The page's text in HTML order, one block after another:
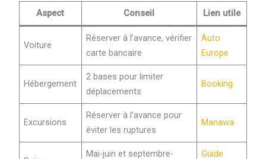
Aspect Conseil Lien utile
Voiture
Réserver à l’avance, vérifier
carte bancaire
Auto
Europe
Hébergement
2 bases pour limiter
déplacements
Booking
Excursions
Réserver à l’avance pour
éviter les ruptures
Manawa
Mai-juin et septembre-
Guide